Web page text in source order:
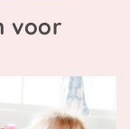
voor